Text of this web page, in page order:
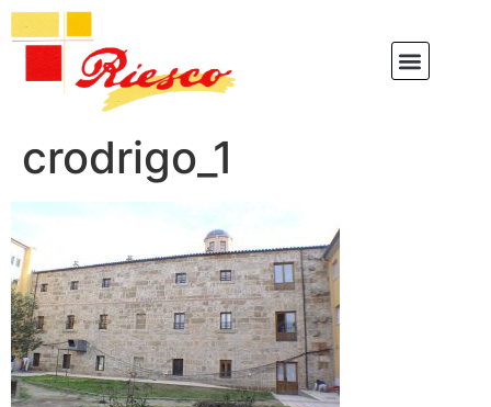
crodrigo_1